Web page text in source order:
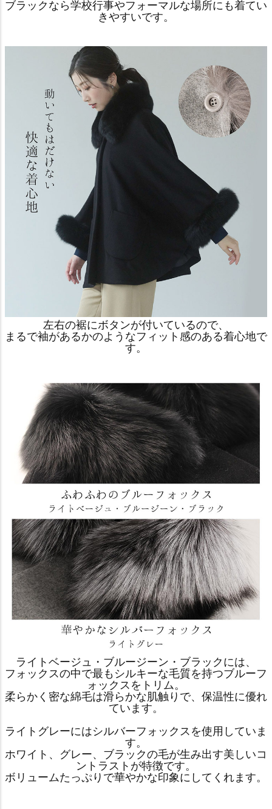
ブラックなら学校行事やフォーマルな場所にも着てい
きやすいです。
左右の裾にボタンが付いているので、
まるで袖があるかのようなフィット感のある着心地で
す。
ライトベージュ・ブルージーン・ブラックには、
フォックスの中で最もシルキーな毛質を持つブルーフ
ォックスをトリム。
柔らかく密な綿毛は滑らかな肌触りで、保温性に優れ
ています。
ライトグレーにはシルバーフォックスを使用していま
す。
ホワイト、グレー、ブラックの毛が生み出す美しいコ
ントラストが特徴です。
ボリュームたっぷりで華やかな印象にしてくれます。